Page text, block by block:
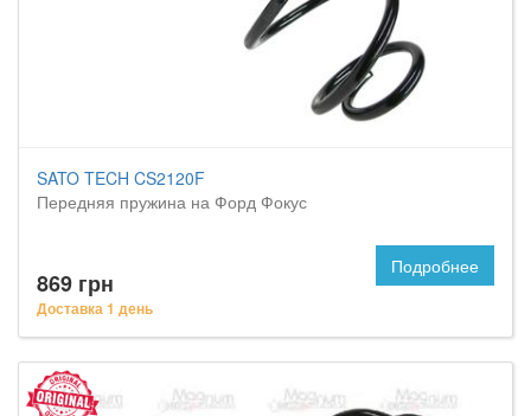
SATO TECH CS2120F
Передняя пружина на Форд Фокус
869 грн
Доставка 1 день
Подробнее